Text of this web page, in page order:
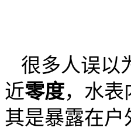
很多人误以
近零度，水
其是暴露在